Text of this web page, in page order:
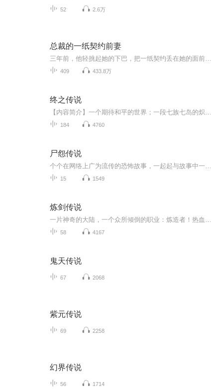
52 2.6万
总裁的一纸契约前妻
409 433.8万
终之传说
184 4760
尸怨传说
15 1549
炼剑传说
58 4167
鬼天传说
67 2068
紫元传说
69 2258
幻界传说
56 1714